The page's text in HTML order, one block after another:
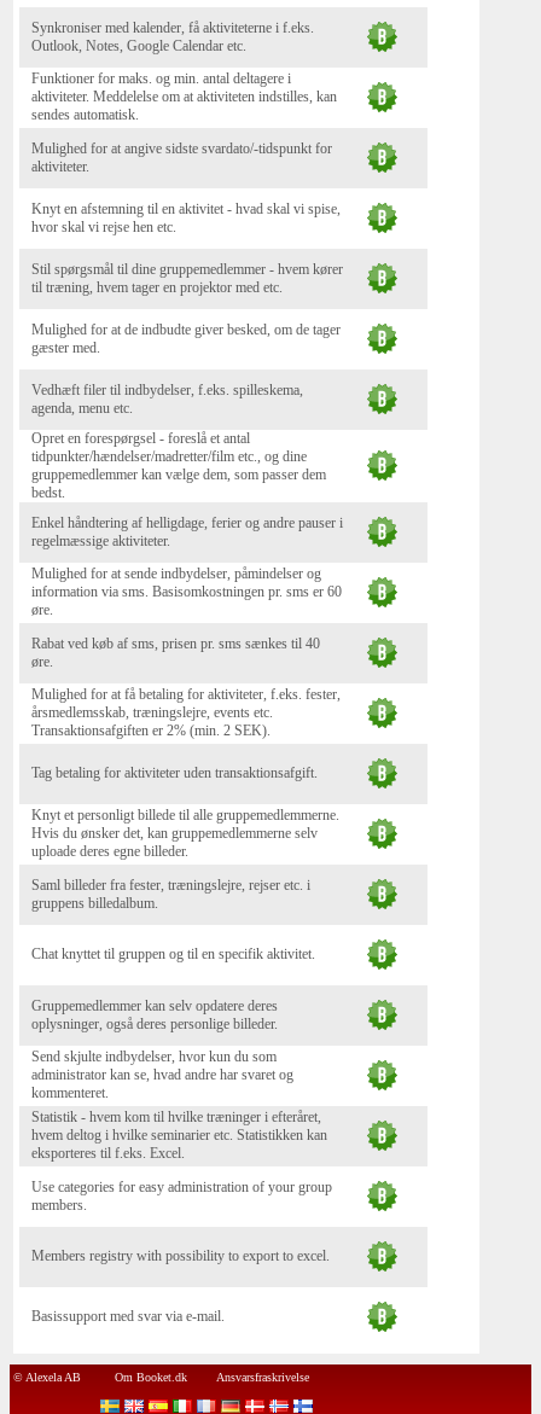
Synkroniser med kalender, få aktiviteterne i f.eks.
Outlook, Notes, Google Calendar etc.
Funktioner for maks. og min. antal deltagere i
aktiviteter. Meddelelse om at aktiviteten indstilles, kan
sendes automatisk.
Mulighed for at angive sidste svardato/-tidspunkt for
aktiviteter.
Knyt en afstemning til en aktivitet - hvad skal vi spise,
hvor skal vi rejse hen etc.
Stil spørgsmål til dine gruppemedlemmer - hvem kører
til træning, hvem tager en projektor med etc.
Mulighed for at de indbudte giver besked, om de tager
gæster med.
Vedhæft filer til indbydelser, f.eks. spilleskema,
agenda, menu etc.
Opret en forespørgsel - foreslå et antal
tidpunkter/hændelser/madretter/film etc., og dine
gruppemedlemmer kan vælge dem, som passer dem
bedst.
Enkel håndtering af helligdage, ferier og andre pauser i
regelmæssige aktiviteter.
Mulighed for at sende indbydelser, påmindelser og
information via sms. Basisomkostningen pr. sms er 60
øre.
Rabat ved køb af sms, prisen pr. sms sænkes til 40
øre.
Mulighed for at få betaling for aktiviteter, f.eks. fester,
årsmedlemsskab, træningslejre, events etc.
Transaktionsafgiften er 2% (min. 2 SEK).
Tag betaling for aktiviteter uden transaktionsafgift.
Knyt et personligt billede til alle gruppemedlemmerne.
Hvis du ønsker det, kan gruppemedlemmerne selv
uploade deres egne billeder.
Saml billeder fra fester, træningslejre, rejser etc. i
gruppens billedalbum.
Chat knyttet til gruppen og til en specifik aktivitet.
Gruppemedlemmer kan selv opdatere deres
oplysninger, også deres personlige billeder.
Send skjulte indbydelser, hvor kun du som
administrator kan se, hvad andre har svaret og
kommenteret.
Statistik - hvem kom til hvilke træninger i efteråret,
hvem deltog i hvilke seminarier etc. Statistikken kan
eksporteres til f.eks. Excel.
Use categories for easy administration of your group
members.
Members registry with possibility to export to excel.
Basissupport med svar via e-mail.
© Alexela AB Om Booket.dk Ansvarsfraskrivelse